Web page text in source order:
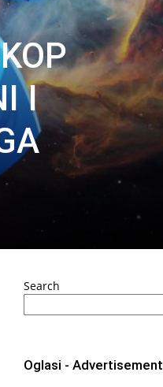
I
Search
Oglasi - Advertisement